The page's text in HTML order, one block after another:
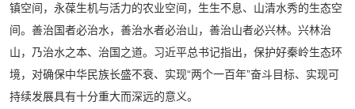
镇空间，永葆生机与活力的农业空间，生生不息、山清水秀的生态空
间。善治国者必治水，善治水者必治山，善治山者必兴林。兴林治
山，乃治水之本、治国之道。习近平总书记指出，保护好秦岭生态环
境，对确保中华民族长盛不衰、实现“两个一百年”奋斗目标、实现可
持续发展具有十分重大而深远的意义。